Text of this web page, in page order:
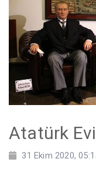
Atatürk Evi
31 Ekim 2020,